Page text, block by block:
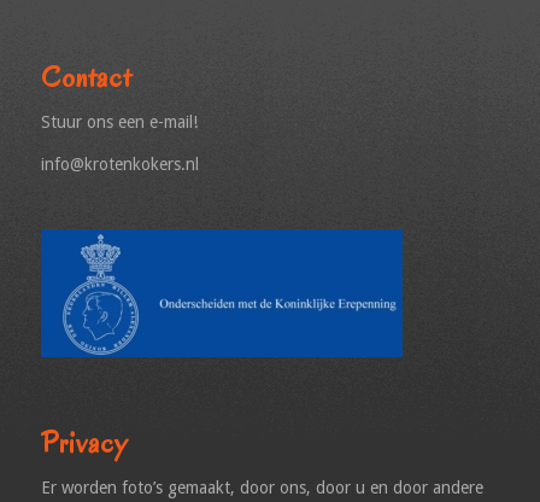
Contact
Stuur ons een e-mail!
info@krotenkokers.nl
Privacy
Er worden foto’s gemaakt, door ons, door u en door andere